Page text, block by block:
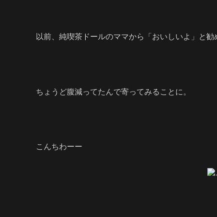
以前、純喫茶ドールのママから「おいしいよ」と勧
ちょうど腹減ってたんで寄ってみることに。
こんちわーー